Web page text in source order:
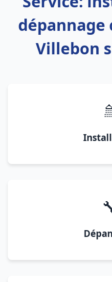
dépannage
Villebon